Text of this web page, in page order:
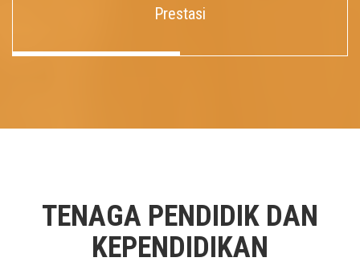
Prestasi
TENAGA PENDIDIK DAN
KEPENDIDIKAN